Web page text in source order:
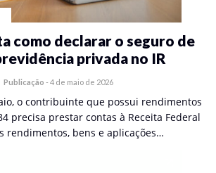
como declarar o seguro de
privada no IR
Publicação - 4 de maio de 2026
o contribuinte que possui rendimentos
precisa prestar contas à Receita Federal
rendimentos, bens e aplicações…